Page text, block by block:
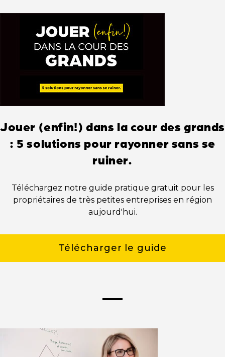
Jouer (enfin!) dans la cour des grands
: 5 solutions pour rayonner sans se
ruiner.
Téléchargez notre guide pratique gratuit pour les
propriétaires de très petites entreprises en région
aujourd'hui.
Télécharger le guide